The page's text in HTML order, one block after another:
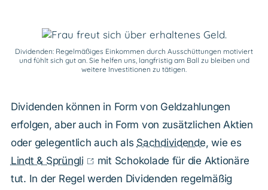
Dividenden: Regelmäßiges Einkommen durch Ausschüttungen motiviert
und fühlt sich gut an. Sie helfen uns, langfristig am Ball zu bleiben und
weitere Investitionen zu tätigen.
Dividenden können in Form von Geldzahlungen
erfolgen, aber auch in Form von zusätzlichen Aktien
oder gelegentlich auch als Sachdividende, wie es
Lindt & Sprüngli
mit Schokolade für die Aktionäre
tut. In der Regel werden Dividenden regelmäßig